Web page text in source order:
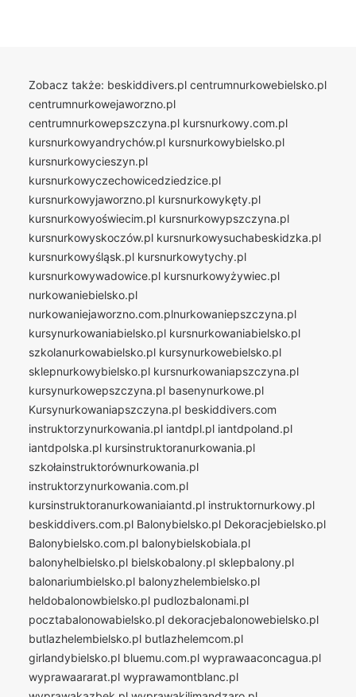
Zobacz także: beskiddivers.pl centrumnurkowebielsko.pl
centrumnurkowejaworzno.pl
centrumnurkowepszczyna.pl kursnurkowy.com.pl
kursnurkowyandrychów.pl kursnurkowybielsko.pl
kursnurkowycieszyn.pl
kursnurkowyczechowicedziedzice.pl
kursnurkowyjaworzno.pl kursnurkowykęty.pl
kursnurkowyoświecim.pl kursnurkowypszczyna.pl
kursnurkowyskoczów.pl kursnurkowysuchabeskidzka.pl
kursnurkowyśląsk.pl kursnurkowytychy.pl
kursnurkowywadowice.pl kursnurkowyżywiec.pl
nurkowaniebielsko.pl
nurkowaniejaworzno.com.plnurkowaniepszczyna.pl
kursynurkowaniabielsko.pl kursnurkowaniabielsko.pl
szkolanurkowabielsko.pl kursynurkowebielsko.pl
sklepnurkowybielsko.pl kursnurkowaniapszczyna.pl
kursynurkowepszczyna.pl basenynurkowe.pl
Kursynurkowaniapszczyna.pl beskiddivers.com
instruktorzynurkowania.pl iantdpl.pl iantdpoland.pl
iantdpolska.pl kursinstruktoranurkowania.pl
szkołainstruktorównurkowania.pl
instruktorzynurkowania.com.pl
kursinstruktoranurkowaniaiantd.pl instruktornurkowy.pl
beskiddivers.com.pl Balonybielsko.pl Dekoracjebielsko.pl
Balonybielsko.com.pl balonybielskobiala.pl
balonyhelbielsko.pl bielskobalony.pl sklepbalony.pl
balonariumbielsko.pl balonyzhelembielsko.pl
heldobalonowbielsko.pl pudlozbalonami.pl
pocztabalonowabielsko.pl dekoracjebalonowebielsko.pl
butlazhelembielsko.pl butlazhelemcom.pl
girlandybielsko.pl bluemu.com.pl wyprawaaconcagua.pl
wyprawaararat.pl wyprawamontblanc.pl